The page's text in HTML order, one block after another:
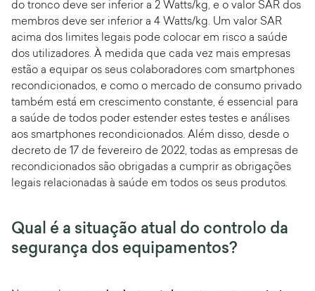
do tronco deve ser inferior a 2 Watts/kg, e o valor SAR dos
membros deve ser inferior a 4 Watts/kg. Um valor SAR
acima dos limites legais pode colocar em risco a saúde
dos utilizadores. À medida que cada vez mais empresas
estão a equipar os seus colaboradores com smartphones
recondicionados, e como o mercado de consumo privado
também está em crescimento constante, é essencial para
a saúde de todos poder estender estes testes e análises
aos smartphones recondicionados. Além disso, desde o
decreto de 17 de fevereiro de 2022, todas as empresas de
recondicionados são obrigadas a cumprir as obrigações
legais relacionadas à saúde em todos os seus produtos.
Qual é a situação atual do controlo da
segurança dos equipamentos?